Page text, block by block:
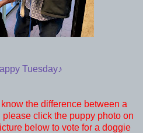
Tuesday♪
the difference between a
click the puppy photo on
below to vote for a doggie